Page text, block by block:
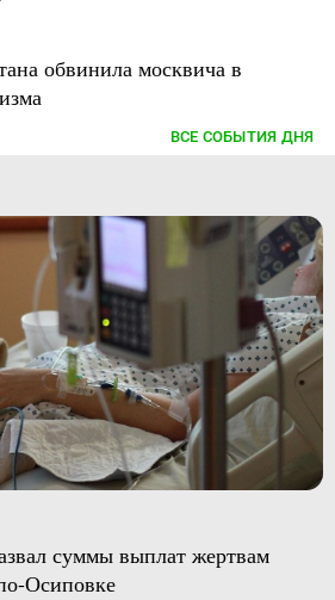
обвинила москвича в
ВСЕ СОБЫТИЯ ДНЯ
суммы выплат жертвам
Осиповке